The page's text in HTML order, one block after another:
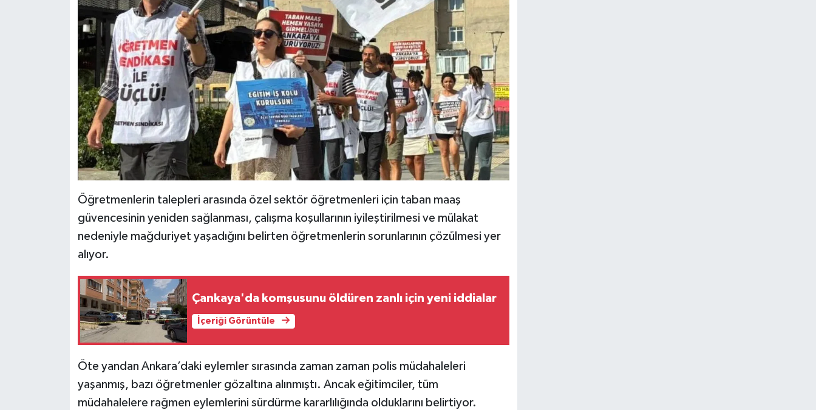
Öğretmenlerin talepleri arasında özel sektör öğretmenleri için taban maaş
güvencesinin yeniden sağlanması, çalışma koşullarının iyileştirilmesi ve mülakat
nedeniyle mağduriyet yaşadığını belirten öğretmenlerin sorunlarının çözülmesi yer
alıyor.
Çankaya'da komşusunu öldüren zanlı için yeni iddialar
İçeriği Görüntüle
Öte yandan Ankara’daki eylemler sırasında zaman zaman polis müdahaleleri
yaşanmış, bazı öğretmenler gözaltına alınmıştı. Ancak eğitimciler, tüm
müdahalelere rağmen eylemlerini sürdürme kararlılığında olduklarını belirtiyor.